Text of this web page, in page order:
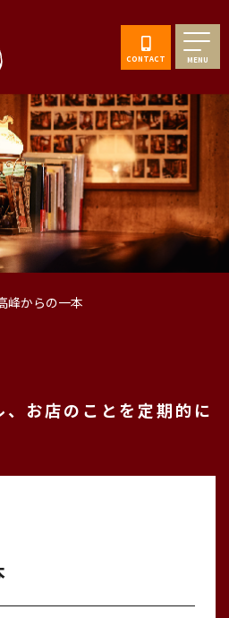
CONTACT MENU
峰からの一本
、お店のことを定期的に